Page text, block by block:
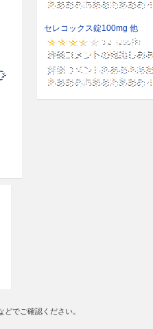
セレコックス錠100mg 他
でご確認ください。